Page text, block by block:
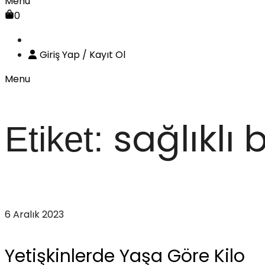
0
Giriş Yap / Kayıt Ol
Menu
Etiket: sağlıklı
6 Aralık 2023
Yetişkinlerde Yaşa Göre Kilo